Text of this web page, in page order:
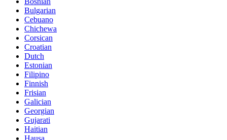
Bulgarian
Cebuano
Chichewa
Corsican
Croatian
Dutch
Estonian
Filipino
Finnish
Frisian
Galician
Georgian
Gujarati
Haitian
Hausa